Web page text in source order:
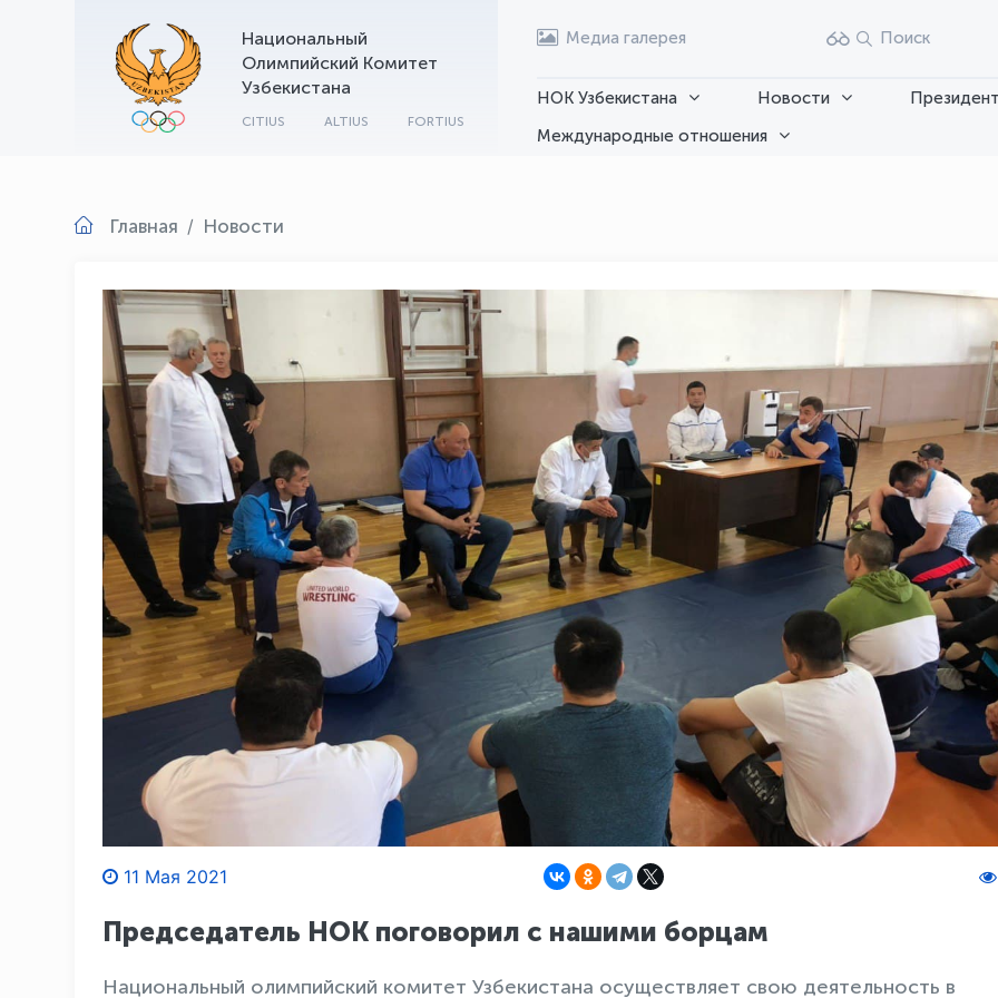
Национальный
Олимпийский Комитет
Узбекистана
CITIUS ALTIUS FORTIUS
Медиа галерея Поиск
НОК Узбекистана Новости
Международные отношения
Главная Новости
11 Мая 2021
Председатель НОК поговорил с нашими борцам
Национальный олимпийский комитет Узбекистана осуществляет свою деятельность в